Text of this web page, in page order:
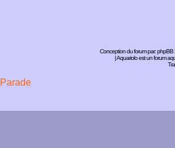
Conception du forum par:phpBB
| Aquariolo est un forum